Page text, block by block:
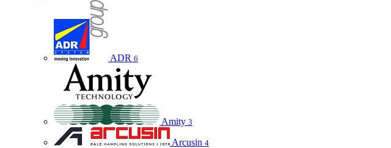
ADR 6
Amity 3
Arcusin 4